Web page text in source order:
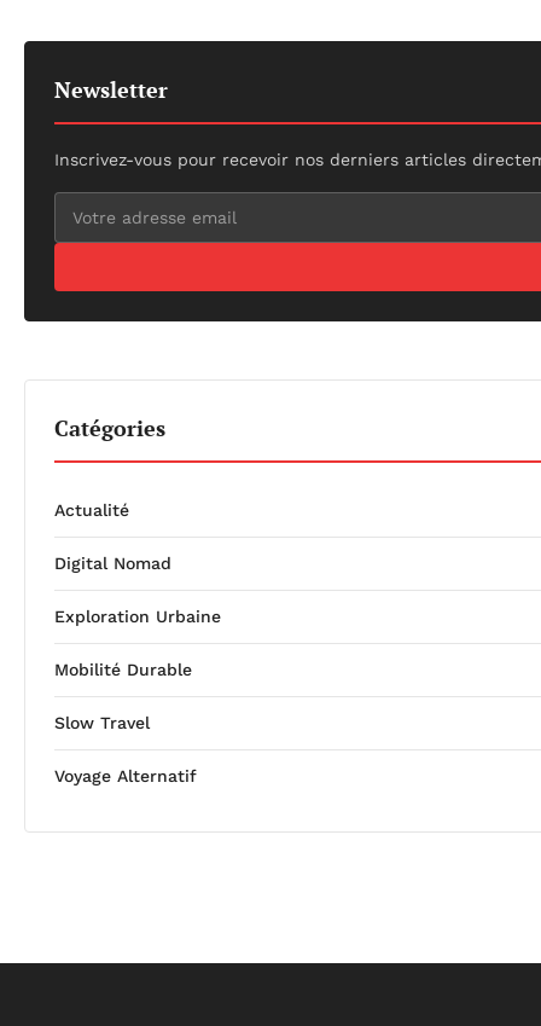
Newsletter
Inscrivez-vous pour recevoir nos derniers articles
Catégories
Actualité
Digital Nomad
Exploration Urbaine
Mobilité Durable
Slow Travel
Voyage Alternatif